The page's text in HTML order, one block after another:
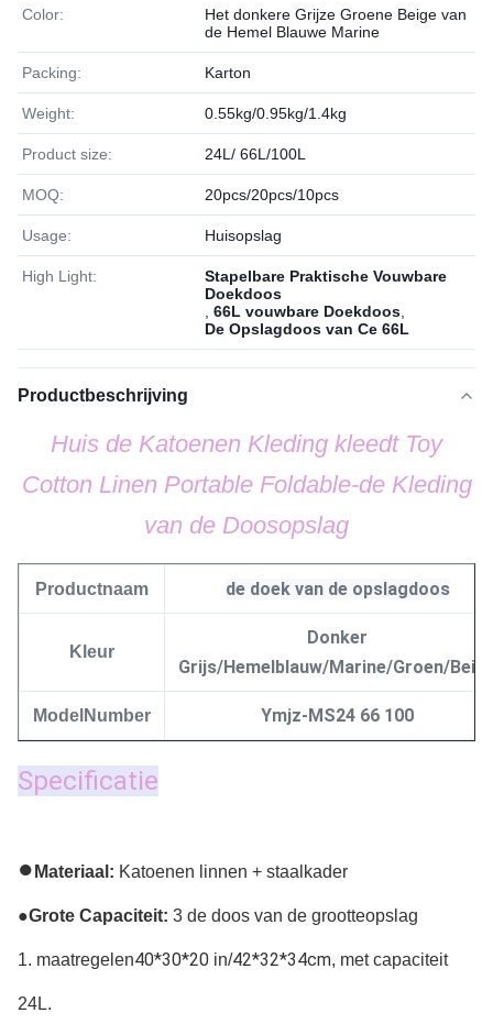
Color:
Het donkere Grijze Groene Beige van
de Hemel Blauwe Marine
Packing: Karton
Weight: 0.55kg/0.95kg/1.4kg
Product size: 24L/ 66L/100L
MOQ: 20pcs/20pcs/10pcs
Usage: Huisopslag
High Light:
Stapelbare Praktische Vouwbare
Doekdoos
66L vouwbare Doekdoos
De Opslagdoos van Ce 66L
Productbeschrijving
Huis de Katoenen Kleding kleedt Toy
Cotton Linen Portable Foldable-de Kleding
van de Doosopslag
Productnaam de doek van de opslagdoos
Kleur
Donker
Grijs/Hemelblauw/Marine/Groen/
ModelNumber Ymjz-MS24 66 100
Specificatie
● Materiaal: Katoenen linnen + staalkader
●Grote Capaciteit: 3 de doos van de grootteopslag
1. maatregelen40*30*20 in/42*32*34cm, met capaciteit
24L.